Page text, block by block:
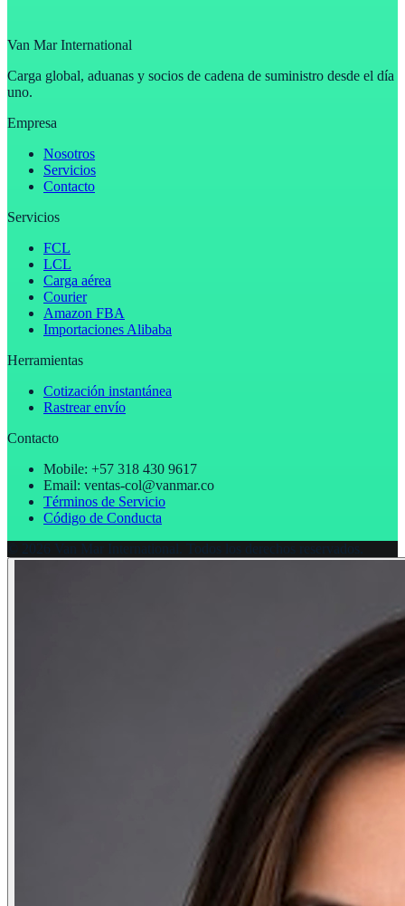
Van Mar International
Carga global, aduanas y socios de cadena de suministro desde el día
uno.
Empresa
Nosotros
Servicios
Contacto
Servicios
FCL
LCL
Carga aérea
Courier
Amazon FBA
Importaciones Alibaba
Herramientas
Cotización instantánea
Rastrear envío
Contacto
Mobile: +57 318 430 9617
Email: ventas-col@vanmar.co
Términos de Servicio
Código de Conducta
©
2026 Van Mar International. Todos los derechos reservados.